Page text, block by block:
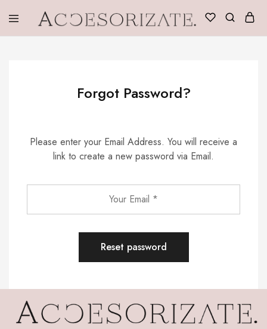
Forgot Password?
Please enter your Email Address. You will receive a
link to create a new password via Email.
Reset password